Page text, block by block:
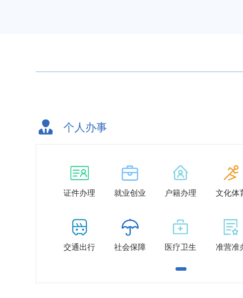
个人办事
证件办理 就业创业 户籍办理 文化体
交通出行 社会保障 医疗卫生 准营准